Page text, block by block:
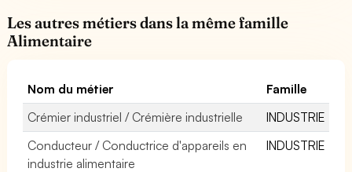
Les autres métiers dans la même famille
Alimentaire
Nom du métier
Famille
Crémier industriel / Crémière industrielle
INDUSTRIE
Conducteur / Conductrice d'appareils en
industrie alimentaire
INDUSTRIE